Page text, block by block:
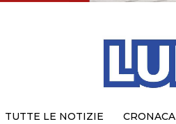
TUTTE LE NOTIZIE CRONACA